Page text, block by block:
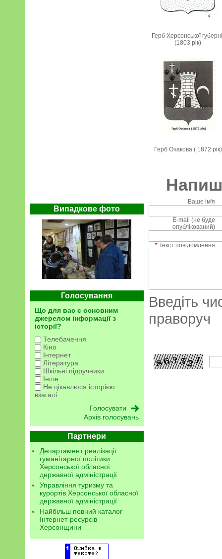
Випадкове фото
Голосування
Що для вас є основним
джерелом інформації з
історії?
Телебачення
Кіно
Інтернет
Література
Шкільні підручники
Інше
Не цікавлюся історією
взагалі
Архів голосувань
Партнери
Департамент реалізації
гуманітарної політики
Херсонської обласної
державної адміністрації
Управління туризму та
курортів Херсонської обласної
державної адміністрації
Найбільш повний каталог
Інтернет-ресурсів
Херсонщини
Герб Херсонської
(1803 рік)
Герб Очакова ( 1872 рік)
Ваше ім'я
E-mail (не буде
опублікований)
* Текст повідомлення
Введіть
праворуч